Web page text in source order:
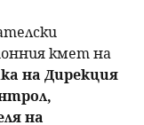
кмет на
на Дирекция
на